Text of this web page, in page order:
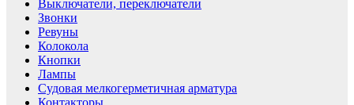
Выключатели, переключатели
Звонки
Ревуны
Колокола
Кнопки
Лампы
Судовая мелкогерметичная арматура
Контакторы